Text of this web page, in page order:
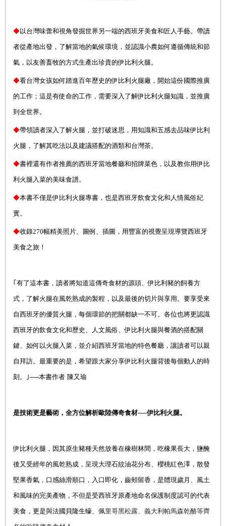
◆以台灣味蕾和視角發掘世界另一端的西班牙美食和匠人手藝。帶讀
者從產地出發，了解當地的氣候環境，並認識小農如何遵循傳統和節
氣，以友善畜牧的方式生產出珍貴的伊比利火腿。
◆看台灣女孩如何踏進百年歷史的伊比利火腿廠，開始這份國際推廣
的工作；這是有使命的工作，需要深入了解伊比利火腿知識，並推廣
到全世界。
◆帶領讀者深入了解火腿，並打破迷思，用知識和五感去品味伊比利
火腿，了解其吃法以及建議搭配的酒類和台灣茶。
◆書裡還有作者推薦的西班牙當地餐廳和招牌菜色，以及教你用伊比
利火腿入菜的美味食譜。
◆本書不僅是伊比利火腿專書，也是西班牙飲食文化和人情風俗紀
實。
◆收錄270幅精美照片 、圖例、插圖 ， 用豐富的視覺呈現導覽西班牙
美食之旅 ！
｢有了這本書，讀者將知道這傳奇食材的源頭、伊比利豬的飼養方
式，了解火腿在風乾熟成的製程，以及最後的切片與享用。要享受來
自西班牙的優質火腿，每個環節的把關都缺一不可。各位也將更認識
西班牙的飲食文化和歷史、人文風俗、伊比利火腿與餐酒的搭配關
鍵、如何以火腿入菜，並介紹西班牙當地的特色餐廳，讓讀者可以親
自拜訪。最重要的是，希望跟大家分享伊比利火腿背後每個動人的時
刻。｣──本書作者 陳又瑜
是技術更是藝術，全方位解析歐陸傳奇食材──伊比利火腿。
伊比利火腿，因其原生豬種天然放養在橡樹林間，吃橡果長大，鹽醃
後又受經年的風乾熟成，呈現大理石紋油花分布、櫻桃紅色澤，散發
堅果香氣，口感絲滑順口，入口即化，齒頰留香，是體現歲月、風土
和風味的完美產物，不但是受西班牙原產地命名保護制度認可的代表
美食，更是與法國貝隆生蠔、 佩里哥黑松露、義大利帕馬森乾酪等齊